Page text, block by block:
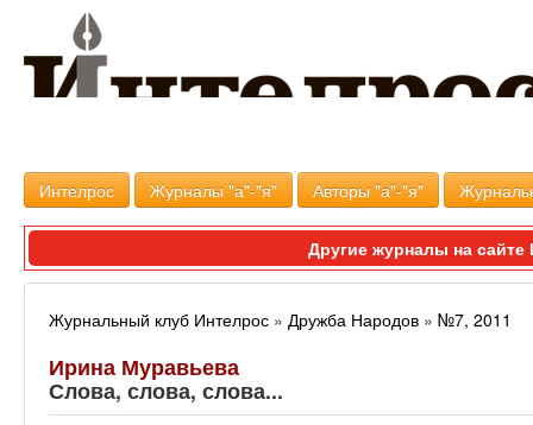
Интелрос Журналы "а"-"я" Авторы "а"-"я"
Другие журналы на
Журнальный клуб Интелрос » Дружба Народов » №7, 2011
Ирина Муравьева
Слова, слова, слова...